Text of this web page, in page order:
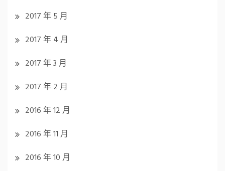
2017 年 5 月
2017 年 4 月
2017 年 3 月
2017 年 2 月
2016 年 12 月
2016 年 11 月
2016 年 10 月